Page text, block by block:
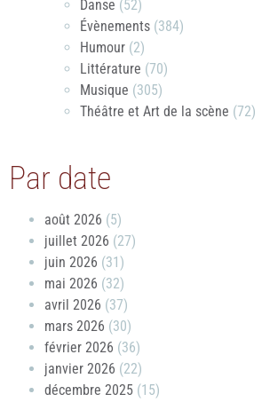
Danse (52)
Évènements (384)
Humour (2)
Littérature (70)
Musique (305)
Théâtre et Art de la scène (72)
Par date
août 2026 (5)
juillet 2026 (27)
juin 2026 (31)
mai 2026 (32)
avril 2026 (37)
mars 2026 (30)
février 2026 (36)
janvier 2026 (22)
décembre 2025 (15)